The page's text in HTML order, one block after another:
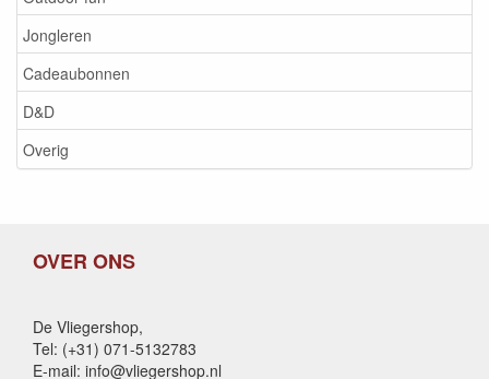
Jongleren
Cadeaubonnen
D&D
Overig
OVER ONS
De Vliegershop,
Tel: (+31) 071-5132783
E-mail: info@vliegershop.nl